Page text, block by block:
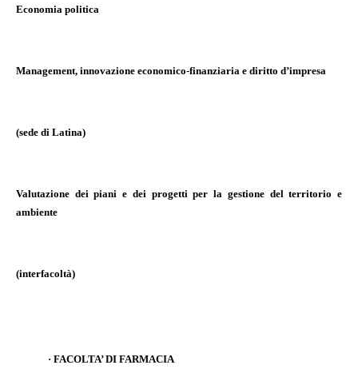
Economia politica
Management, innovazione economico-finanziaria e diritto d’impresa
(sede di Latina)
Valutazione dei piani e dei progetti per la gestione del territorio e
ambiente
(interfacoltà)
· FACOLTA’ DI FARMACIA